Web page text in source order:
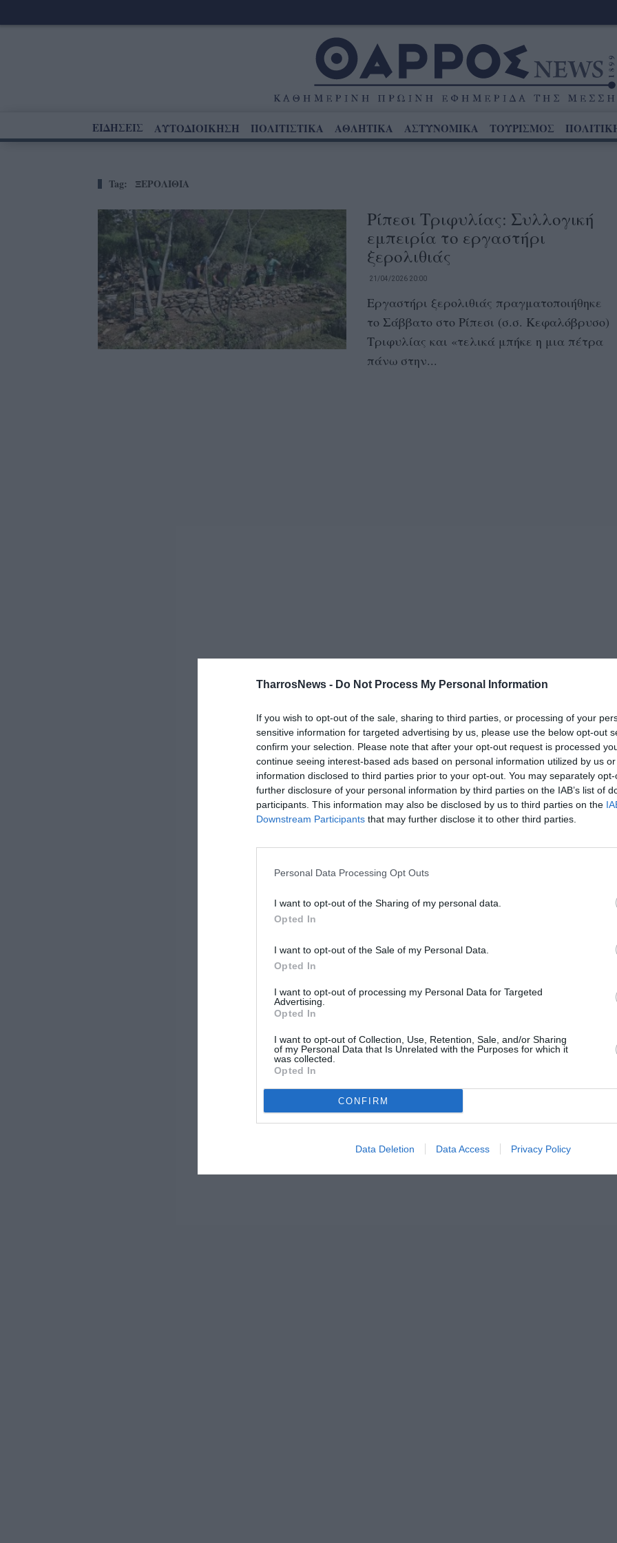
TharrosNews - Do Not Process My Personal Information
If you wish to opt-out of the sale, sharing to third parties, or processing of your
sensitive information for targeted advertising by us, please use the below opt-out
confirm your selection. Please note that after your opt-out request is processed
continue seeing interest-based ads based on personal information utilized by us
information disclosed to third parties prior to your opt-out. You may separately
further disclosure of your personal information by third parties on the IAB’s list of
participants. This information may also be disclosed by us to third parties on the
Downstream Participants that may further disclose it to other third parties.
Personal Data Processing Opt Outs
I want to opt-out of the Sharing of my personal data.
Opted In
I want to opt-out of the Sale of my Personal Data.
Opted In
I want to opt-out of processing my Personal Data for Targeted
Advertising.
Opted In
I want to opt-out of Collection, Use, Retention, Sale, and/or Sharing
of my Personal Data that Is Unrelated with the Purposes for which it
was collected.
Opted In
CONFIRM
Data Deletion Data Access Privacy Policy
ΕΙΔΗΣΕΙΣ ΑΥΤΟΔΙΟΙΚΗΣΗ ΠΟΛΙΤΙΣΤΙΚΑ ΑΘΛΗΤΙΚΑ ΑΣΤΥΝΟΜΙΚΑ ΤΟΥΡΙΣΜΟΣ
Tag: ΞΕΡΟΛΙΘΙΑ
Ρίπεσι Τριφυλίας: Συλλογική
εμπειρία το εργαστήρι
ξερολιθιάς
21/04/2026 20:00
Εργαστήρι ξερολιθιάς πραγματοποιήθηκε
το Σάββατο στο Ρίπεσι (σ.σ. Κεφαλόβρυσο)
Τριφυλίας και «τελικά μπήκε η μια πέτρα
πάνω στην...